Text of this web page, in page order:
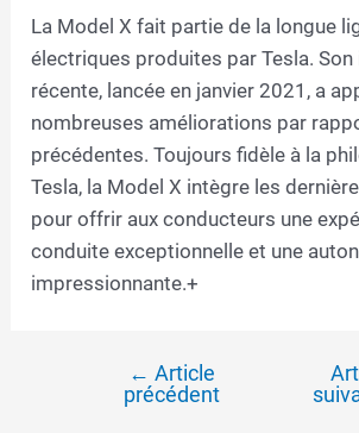
La Model X fait partie de la longue
électriques produites par Tesla.
récente, lancée en janvier 2021, a
nombreuses améliorations par
précédentes. Toujours fidèle à la
Tesla, la Model X intègre les
pour offrir aux conducteurs une
conduite exceptionnelle et une
impressionnante.+
Navigation
← Article
précédent